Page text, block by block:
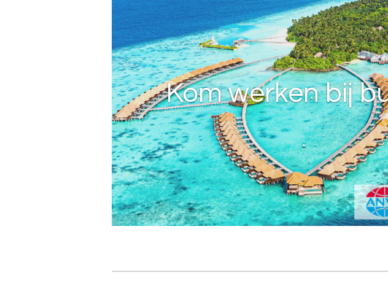
Kom werken bij